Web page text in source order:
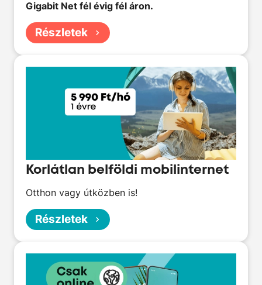
Gigabit Net fél évig fél áron.
Részletek
Korlátlan belföldi mobilinternet
Otthon vagy útközben is!
Részletek